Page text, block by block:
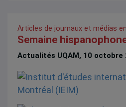
Articles de journaux et médias
Semaine
Actualités UQAM, 10 octobre